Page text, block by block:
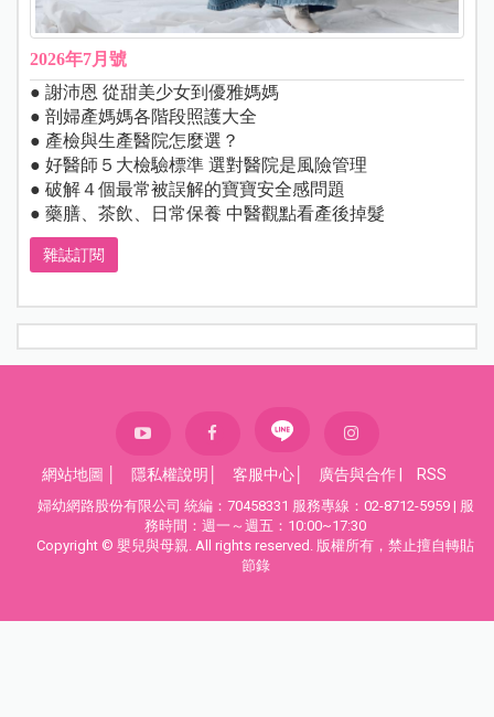
2026年7月號
● 謝沛恩 從甜美少女到優雅媽媽
● 剖婦產媽媽各階段照護大全
● 產檢與生產醫院怎麼選？
● 好醫師５大檢驗標準 選對醫院是風險管理
● 破解４個最常被誤解的寶寶安全感問題
● 藥膳、茶飲、日常保養 中醫觀點看產後掉髮
雜誌訂閱
網站地圖 隱私權說明 客服中心 廣告與合作 RSS
婦幼網路股份有限公司 統編：70458331 服務專線：02-8712-5959 | 服
務時間：週一～週五：10:00~17:30
Copyright © 嬰兒與母親. All rights reserved. 版權所有，禁止擅自轉貼
節錄